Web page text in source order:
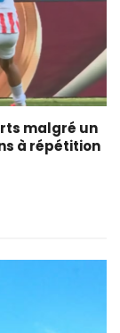
malgré un
à répétition